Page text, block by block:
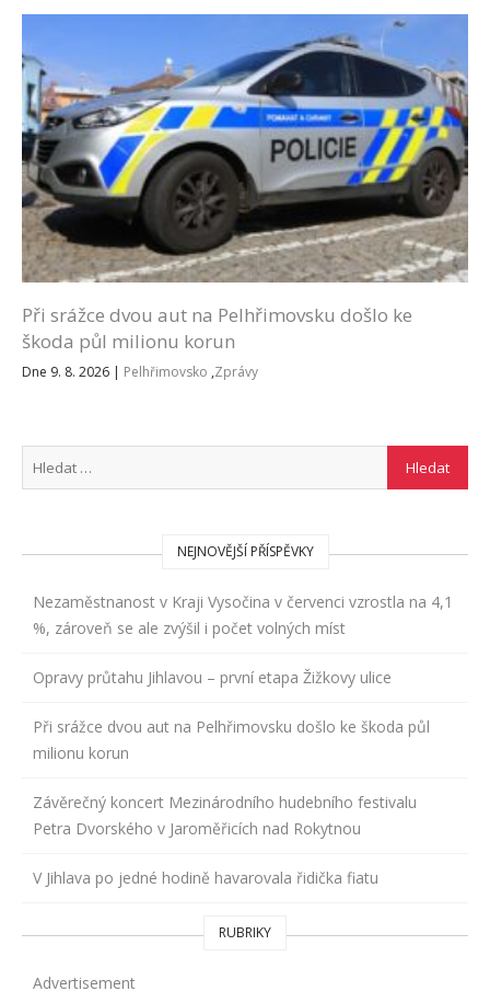
Při srážce dvou aut na Pelhřimovsku došlo ke
škoda půl milionu korun
Dne 9. 8. 2026 | Pelhřimovsko ,Zprávy
NEJNOVĚJŠÍ PŘÍSPĚVKY
Nezaměstnanost v Kraji Vysočina v červenci vzrostla na 4,1
%, zároveň se ale zvýšil i počet volných míst
Opravy průtahu Jihlavou – první etapa Žižkovy ulice
Při srážce dvou aut na Pelhřimovsku došlo ke škoda půl
milionu korun
Závěrečný koncert Mezinárodního hudebního festivalu
Petra Dvorského v Jaroměřicích nad Rokytnou
V Jihlava po jedné hodině havarovala řidička fiatu
RUBRIKY
Advertisement